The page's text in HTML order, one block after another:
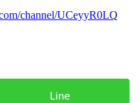
1房
Line